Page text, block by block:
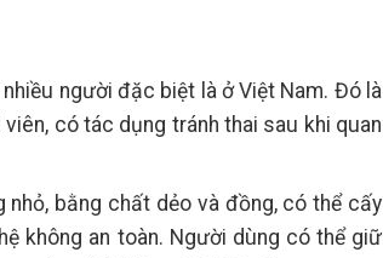
người đặc biệt là ở Việt Nam. Đó là
có tác dụng tránh thai sau khi quan
bằng chất dẻo và đồng, có thể cấy
không an toàn. Người dùng có thể giữ